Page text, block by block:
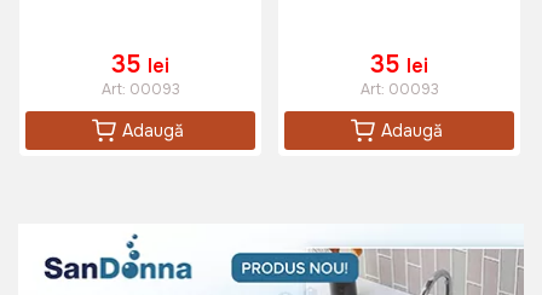
35 lei
Art: 00093
Adaugă
35 lei
Art: 00093
Adaugă